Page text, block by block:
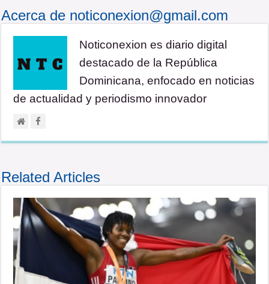
Acerca de noticonexion@gmail.com
Noticonexion es diario digital
destacado de la República
Dominicana, enfocado en noticias
de actualidad y periodismo innovador
Related Articles